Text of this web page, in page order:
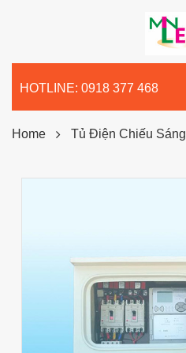
HOTLINE: 0918 377 468
Home Tủ Điện Chiếu Sáng